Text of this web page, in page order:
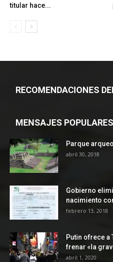
titular hace...
RECOMENDACIONES
MENSAJES POPULARES
Parque
abril 30, 2018
Gobierno
nacimiento
febrero 13, 2018
Putin ofrece a
frenar «la
abril 1, 2020